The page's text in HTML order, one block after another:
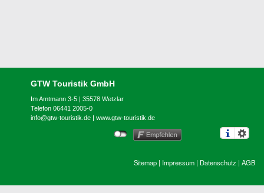
GTW Touristik GmbH
Im Amtmann 3-5 | 35578 Wetzlar
Telefon 06441 2005-0
info@gtw-touristik.de |www.gtw-touristik.de
Sitemap | Impressum | Datenschutz | AGB